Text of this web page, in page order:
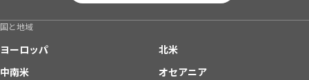
国と地域
ヨーロッパ
北米
中南米
オセアニア